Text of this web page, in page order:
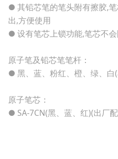
● 其铅芯笔的笔头附有擦胶,
出,方便使用
● 设有笔芯上锁功能,笔芯不
原子笔及铅芯笔笔杆：
● 黑、蓝、粉红、橙、绿、白
原子笔芯：
● SA-7CN(黑、蓝、红)(出厂